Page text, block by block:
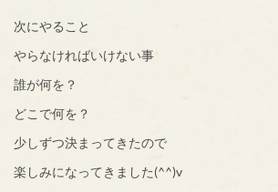
次にやること
やらなければいけない事
誰が何を？
どこで何を？
少しずつ決まってきたので
楽しみになってきました(^^)v